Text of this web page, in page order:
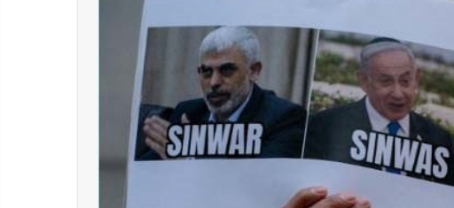
أدهم شلهوب وبرنامج حافل وسهرات ممتعة...شاركونا الفرحة
الموسمية